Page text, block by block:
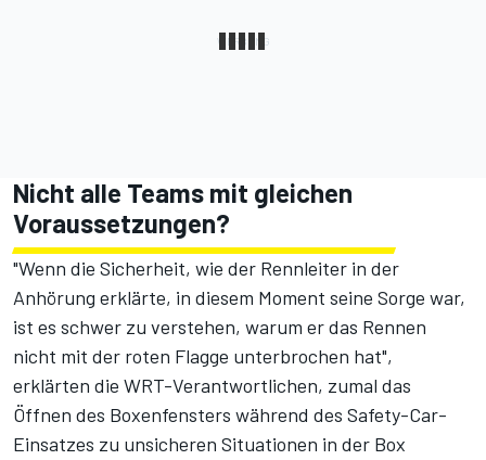
Nicht alle Teams mit gleichen
Voraussetzungen?
"Wenn die Sicherheit, wie der Rennleiter in der
Anhörung erklärte, in diesem Moment seine Sorge war,
ist es schwer zu verstehen, warum er das Rennen
nicht mit der roten Flagge unterbrochen hat",
erklärten die WRT-Verantwortlichen, zumal das
Öffnen des Boxenfensters während des Safety-Car-
Einsatzes zu unsicheren Situationen in der Box